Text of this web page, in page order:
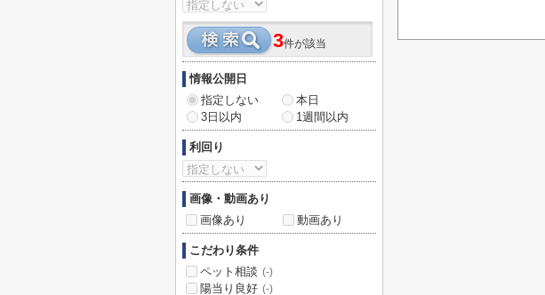
3件が該当
情報公開日
指定しない
本日
3日以内
1週間以内
利回り
画像・動画あり
画像あり
動画あり
こだわり条件
ペット相談 (-)
陽当り良好 (-)